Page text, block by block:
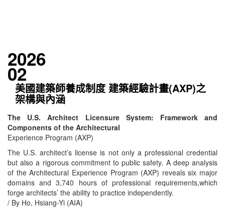
2026
02
美國建築師養成制度 建築經驗計畫(AXP)之
架構與內涵
The U.S. Architect Licensure System: Framework and
Components of the Architectural
Experience Program (AXP)
The U.S. architect’s license is not only a professional credential
but also a rigorous commitment to public safety. A deep analysis
of the Architectural Experience Program (AXP) reveals six major
domains and 3,740 hours of professional requirements,which
forge architects’ the ability to practice independently.
/ By Ho, Hsiang-Yi (AIA)